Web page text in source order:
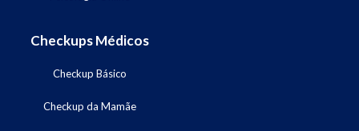
Checkups Médicos
Checkup Básico
Checkup da Mamãe